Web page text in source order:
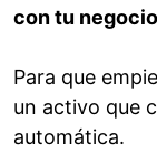
con tu
Para que
un activo que
automática.